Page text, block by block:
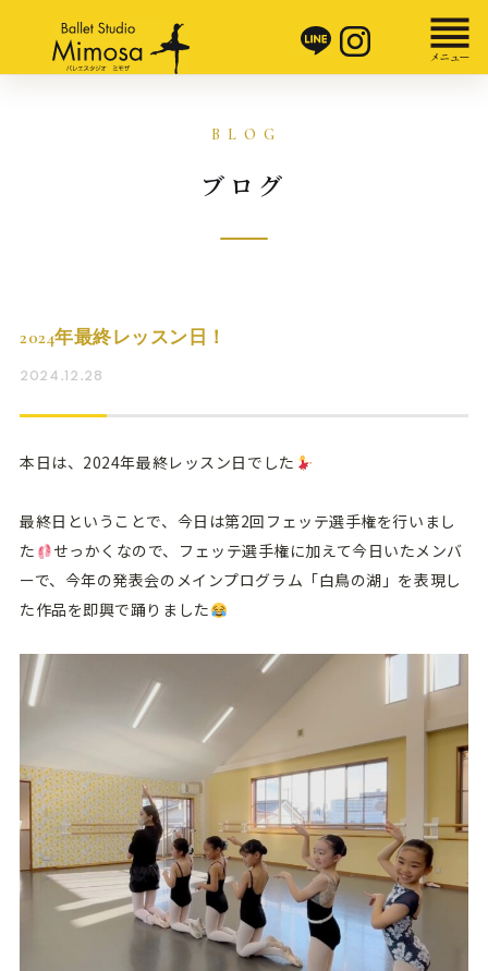
ブログ
2024年最終レッスン日！
2024.12.28
本日は、2024年最終レッスン日でした
最終日ということで、今日は第2回フェッテ選手権を行いまし
た
せっかくなので、フェッテ選手権に加えて今日いたメンバ
ーで、今年の発表会のメインプログラム「白鳥の湖」を表現し
た作品を即興で踊りました